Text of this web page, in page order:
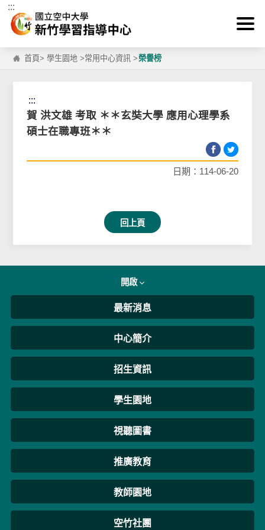
跳到主要內容區塊
:::
首頁>學生園地 >常用中心資訊 >榮譽榜
:::
賀 洪文雄 考取 ＊＊玄奘大學 應用心理學系
碩士在職專班＊＊
日期：114-06-20
回上頁
開啟
最新消息
中心簡介
招生資訊
學生園地
視聽圖書
推廣教育
教師園地
空竹社團